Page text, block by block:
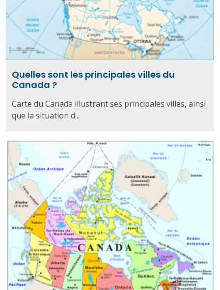
Quelles sont les principales villes du
Canada ?
Carte du Canada illustrant ses principales villes, ainsi
que la situation d...